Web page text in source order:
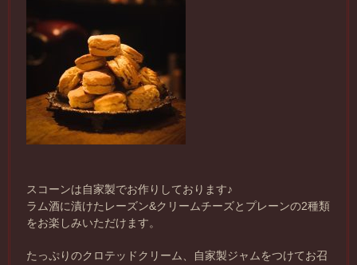
スコーンは自家製でお作りしております♪
ラム酒に漬けたレーズン&クリームチーズとプレーンの2種類
をお楽しみいただけます。
たっぷりのクロテッドクリーム、自家製ジャムをつけてお召